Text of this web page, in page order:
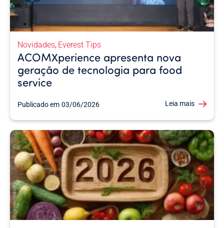
Novidades, Everest Tips
ACOMXperience apresenta nova
geração de tecnologia para food
service
Publicado em 03/06/2026 Leia mais